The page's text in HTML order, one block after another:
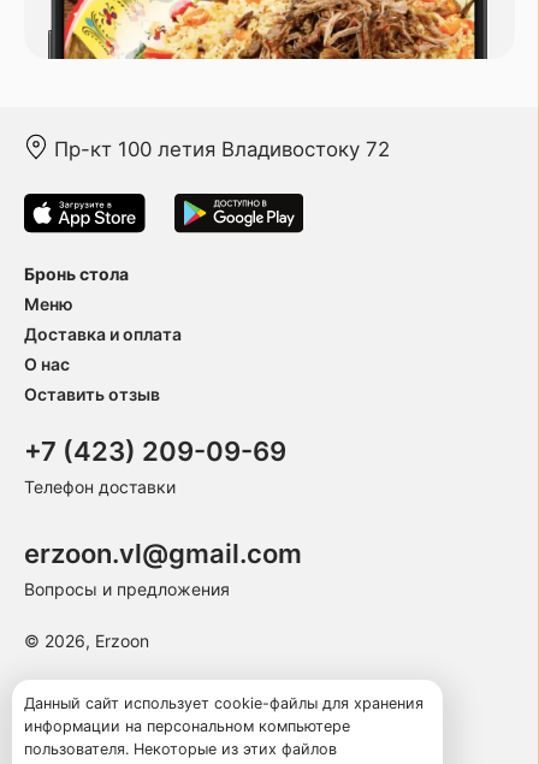
Пр-кт 100 летия Владивостоку 72
Бронь стола
Меню
Доставка и оплата
О нас
Оставить отзыв
+7 (423) 209-09-69
Телефон доставки
erzoon.vl@gmail.com
Вопросы и предложения
© 2026, Erzoon
Пользовательское соглашение
Политика конфиденциальности
Данный сайт использует cookie-файлы для хранения
информации на персональном компьютере
пользователя. Некоторые из этих файлов